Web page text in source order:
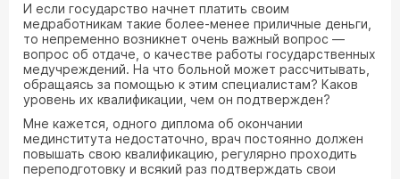
И если государство начнет платить своим
медработникам такие более-менее приличные деньги,
то непременно возникнет очень важный вопрос —
вопрос об отдаче, о качестве работы государственных
медучреждений. На что больной может рассчитывать,
обращаясь за помощью к этим специалистам? Каков
уровень их квалификации, чем он подтвержден?
Мне кажется, одного диплома об окончании
мединститута недостаточно, врач постоянно должен
повышать свою квалификацию, регулярно проходить
переподготовку и всякий раз подтверждать свои